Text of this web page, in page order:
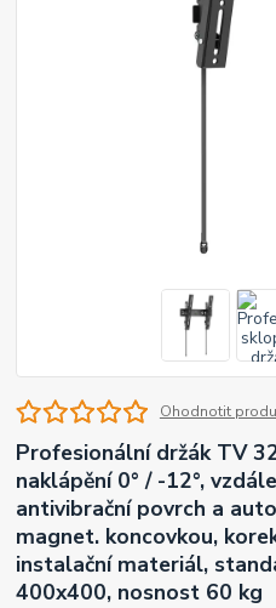
Ohodnotit
Profesionální držák TV
naklápění 0° / -12°,
antivibrační povrch a
magnet. koncovkou,
instalační materiál,
400x400, nosnost 60 kg